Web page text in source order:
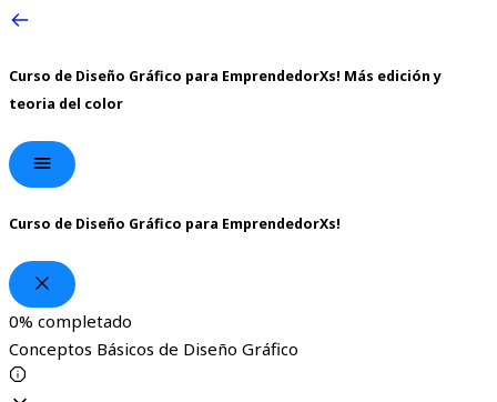
Curso de Diseño Gráfico para EmprendedorXs! Más edición y
teoria del color
Curso de Diseño Gráfico para EmprendedorXs!
0% completado
Conceptos Básicos de Diseño Gráfico